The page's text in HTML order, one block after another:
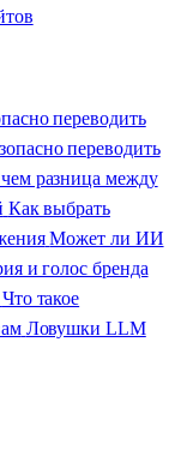
переводить
переводить
разница между
Как выбрать
Может ли ИИ
и голос бренда
Что такое
Ловушки LLM